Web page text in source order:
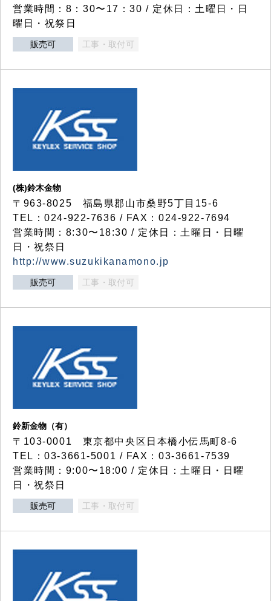
営業時間：8：30〜17：30 / 定休日：土曜日・日
曜日・祝祭日
販売可 工事・取付可
(株)鈴木金物
〒963-8025 福島県郡山市桑野5丁目15-6
TEL：024-922-7636 / FAX：024-922-7694
営業時間：8:30〜18:30 / 定休日：土曜日・日曜
日・祝祭日
http://www.suzukikanamono.jp
販売可 工事・取付可
鈴新金物（有）
〒103-0001 東京都中央区日本橋小伝馬町8-6
TEL：03-3661-5001 / FAX：03-3661-7539
営業時間：9:00〜18:00 / 定休日：土曜日・日曜
日・祝祭日
販売可 工事・取付可